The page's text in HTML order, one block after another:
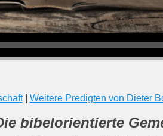
| Weitere Predigten von Dieter
bibelorientierte